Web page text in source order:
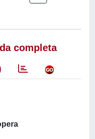
completa